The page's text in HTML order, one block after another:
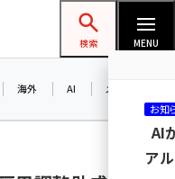
当者フォーラム
検索 MENU
海外 AI メタバース
お知
AI
ア